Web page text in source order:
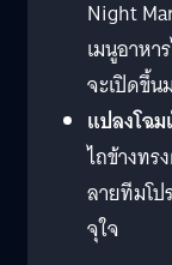
Night
เมนูอาห
จะเปิดขึ้
แปลงโฉม
ไถข้างทร
ลายทีมโป
จุใจ